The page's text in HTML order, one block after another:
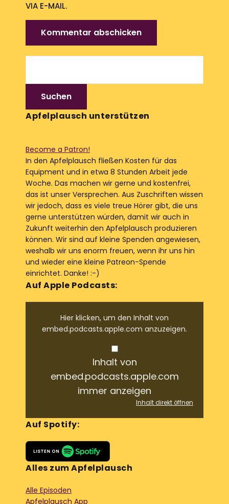
VIA E-MAIL.
Apfelplausch unterstützen
Become a Patron!
In den Apfelplausch fließen Kosten für das
Equipment und in etwa 8 Stunden Arbeit jede
Woche. Das machen wir gerne und kostenfrei,
das ist unser Versprechen. Aus Zuschriften wissen
wir jedoch, dass es viele treue Hörer gibt, die uns
gerne unterstützen würden, damit wir auch in
Zukunft weiterhin den Apfelplausch produzieren
können. Wir sind auf kleine Spenden angewiesen,
weshalb wir uns enorm freuen, wenn ihr uns hin
und wieder eine kleine Patreon-Spende
einrichtet. Danke! :-)
Auf Apple Podcasts:
Hier klicken, um den Inhalt von
embed.podcasts.apple.com anzuzeigen.
Inhalt von
embed.podcasts.apple.com
immer anzeigen
Inhalt direkt öffnen
Auf Spotify:
Alles zum Apfelplausch
Alle Episoden
Apfelplausch App